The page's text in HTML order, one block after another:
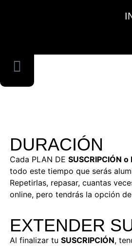
DURACIÓN
Cada PLAN DE SUSCRIPCIÓN o
todo este tiempo que serás
Repetirlas, repasar, cuantas
online, pero tendrás la opción de
EXTENDER
Al finalizar tu SUSCRIPCIÓN,